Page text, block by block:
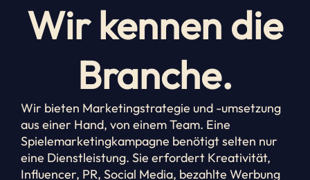
Wir kennen die
Branche.
Wir bieten Marketingstrategie und -umsetzung
aus einer Hand, von einem Team. Eine
Spielemarketingkampagne benötigt selten nur
eine Dienstleistung. Sie erfordert Kreativität,
Influencer, PR, Social Media, bezahlte Werbung